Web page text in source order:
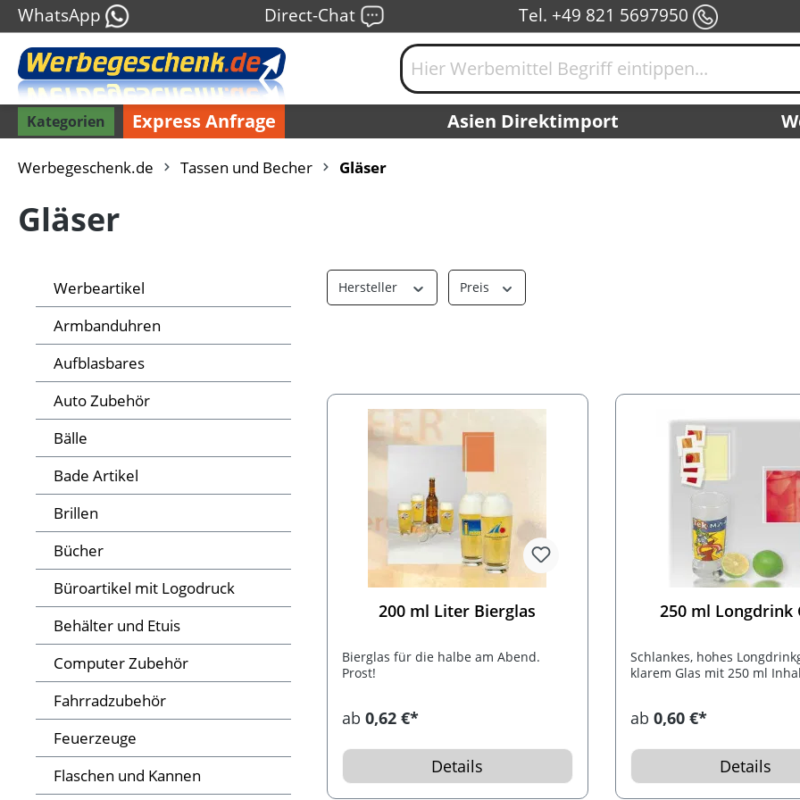
WhatsApp Direct-Chat Tel. +49 821 5697950
Kategorien Express Anfrage Asien Direktimport
Werbegeschenk.de Tassen und Becher Gläser
Gläser
Werbeartikel
Armbanduhren
Aufblasbares
Auto Zubehör
Bälle
Bade Artikel
Brillen
Bücher
Büroartikel mit Logodruck
Behälter und Etuis
Computer Zubehör
Fahrradzubehör
Feuerzeuge
Flaschen und Kannen
Hersteller Preis
200 ml Liter Bierglas
Bierglas für die halbe am Abend.
Prost!
ab 0,62 €*
Details
250 ml Longdrink
Schlankes, hohes
klarem Glas mit 250 ml
ab 0,60 €*
Details